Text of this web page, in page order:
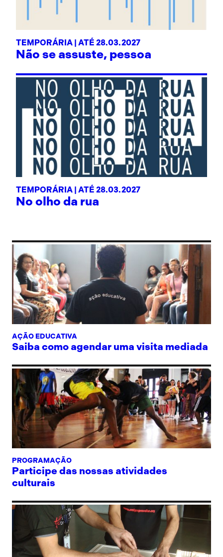
TEMPORÁRIA | ATÉ 28.03.2027
Não se assuste, pessoa
TEMPORÁRIA | ATÉ 28.03.2027
No olho da rua
AÇÃO EDUCATIVA
Saiba como agendar uma visita mediada
PROGRAMAÇÃO
Participe das nossas atividades
culturais